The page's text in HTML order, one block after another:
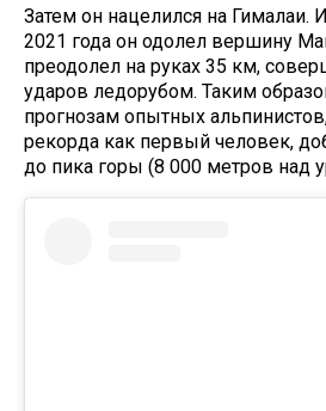
Затем он нацелился на Гималаи.
2021 года он одолел вершину
преодолел на руках 35 км,
ударов ледорубом. Таким
прогнозам опытных
рекорда как первый человек,
до пика горы (8 000 метров над